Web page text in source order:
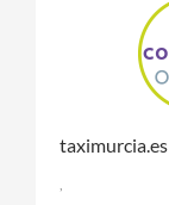
taximurcia.es
,